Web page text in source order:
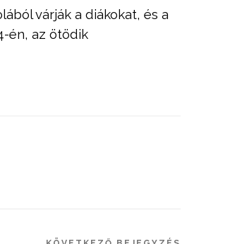
várják a diákokat, és a
én, az ötödik